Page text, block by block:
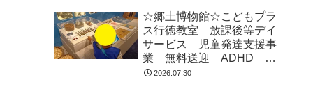
徳 市川市 浦安市
☆郷土博物館☆こどもプラ
ス行徳教室 放課後等デイ
サービス 児童発達支援事
業 無料送迎 ADHD 自
閉症 発達障がい 運動療
2026.07.30